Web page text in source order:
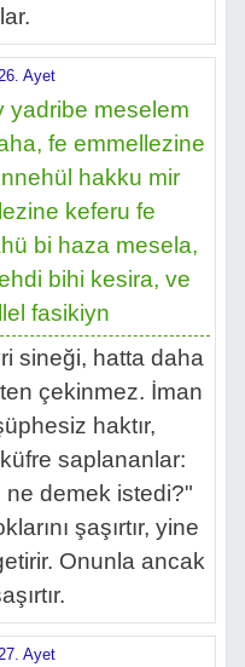
Ayet
yadribe meselem
fe emmellezine
hakku mir
keferu fe
bi haza mesela,
bihi kesira, ve
fasikiyn
sineği, hatta daha
çekinmez. İman
haktır,
saplananlar:
demek istedi?"
şaşırtır, yine
Onunla ancak
Ayet